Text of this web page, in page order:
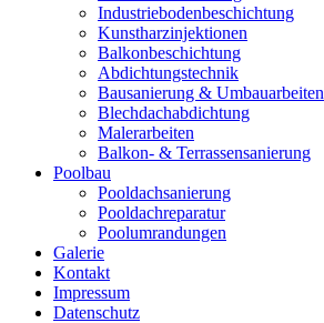
Industriebodenbeschichtung
Kunstharzinjektionen
Balkonbeschichtung
Abdichtungstechnik
Bausanierung & Umbauarbeiten
Blechdachabdichtung
Malerarbeiten
Balkon- & Terrassensanierung
Poolbau
Pooldachsanierung
Pooldachreparatur
Poolumrandungen
Galerie
Kontakt
Impressum
Datenschutz